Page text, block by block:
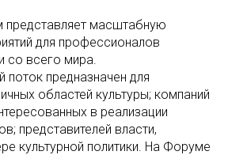
масштабную
для профессионалов
со всего мира.
предназначен для
областей культуры; компаний
в реализации
представителей власти,
культурной политики. На Форуме